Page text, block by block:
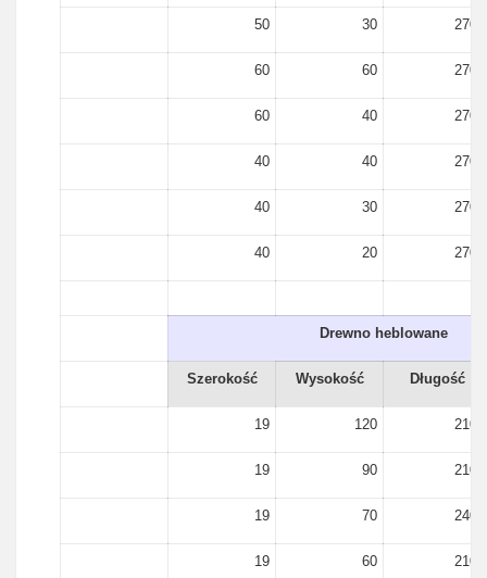
50 30 2700
60 60 2700
60 40 2700
40 40 2700
40 30 2700
40 20 2700
Drewno heblowane
Szerokość Wysokość Długość
19 120 2100
19 90 2100
19 70 2400
19 60 2100